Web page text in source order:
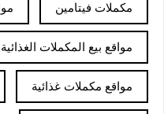
مكملات فيتامين
مواقع بيع المكملات
مواقع مكملات غذائية